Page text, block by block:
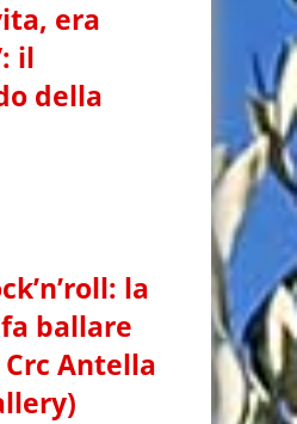
era
il
della
la
fa ballare
Antella